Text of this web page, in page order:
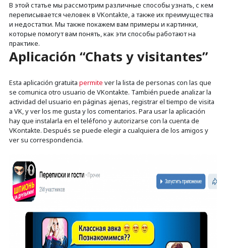
В этой статье мы рассмотрим различные способы узнать, с кем
переписывается человек в VKontakte, а также их преимущества
и недостатки. Мы также покажем вам примеры и картинки,
которые помогут вам понять, как эти способы работают на
практике.
Aplicación “Chats y visitantes”
Esta aplicación gratuita permite ver la lista de personas con las que
se comunica otro usuario de VKontakte. También puede analizar la
actividad del usuario en páginas ajenas, registrar el tiempo de visita
a VK, y ver los me gusta y los comentarios. Para usar la aplicación
hay que instalarla en el teléfono y autorizarse con la cuenta de
VKontakte. Después se puede elegir a cualquiera de los amigos y
ver su correspondencia.